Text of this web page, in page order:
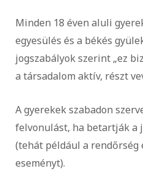
Minden 18 éven aluli
egyesülés és a békés
jogszabályok szerint „ez
a társadalom aktív, részt
A gyerekek szabadon
felvonulást, ha betartják a
(tehát például a rendőrség
eseményt).